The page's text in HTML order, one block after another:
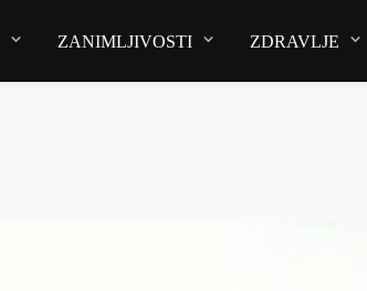
ZANIMLJIVOSTI ZDRAVLJE